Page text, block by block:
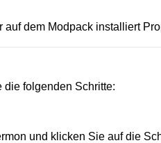
dem Modpack installiert
folgenden Schritte:
und klicken Sie auf die